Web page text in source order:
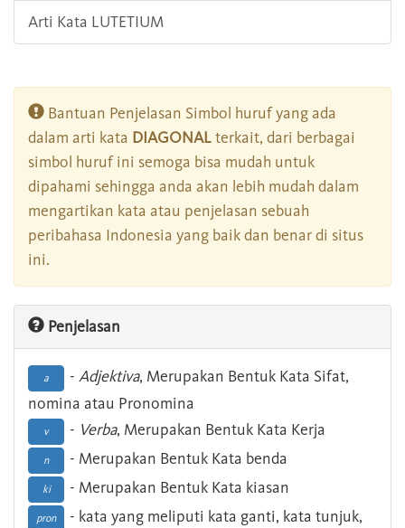
Arti Kata LUTETIUM
Bantuan Penjelasan Simbol huruf yang ada
dalam arti kata DIAGONALterkait, dari berbagai
simbol huruf ini semoga bisa mudah untuk
dipahami sehingga anda akan lebih mudah dalam
mengartikan kata atau penjelasan sebuah
peribahasa Indonesia yang baik dan benar di situs
ini.
Penjelasan
a - Adjektiva, Merupakan Bentuk Kata Sifat,
nomina atau Pronomina
v - Verba, Merupakan Bentuk Kata Kerja
n - Merupakan Bentuk Kata benda
ki - Merupakan Bentuk Kata kiasan
pron
- kata yang meliputi kata ganti, kata tunjuk,